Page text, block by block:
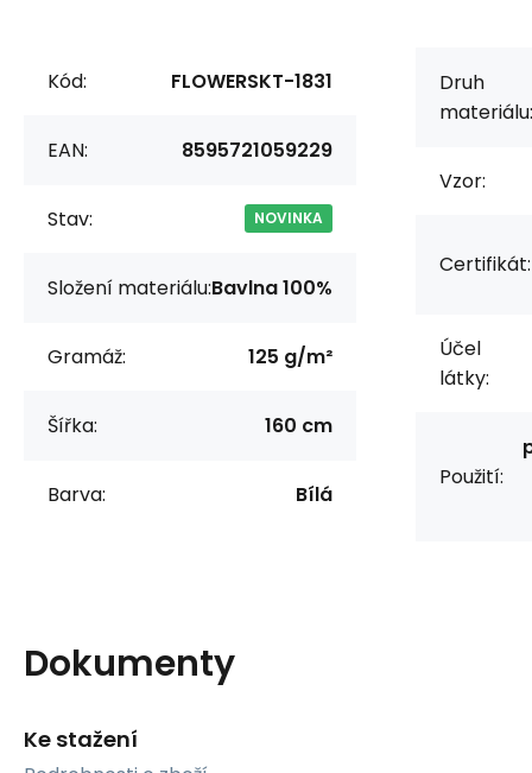
Kód: FLOWERSKT-1831
EAN: 8595721059229
Stav: NOVINKA
Složení materiálu:Bavlna 100%
Gramáž: 125 g/m²
Šířka: 160 cm
Barva: Bílá
Druh
materiálu:
Vzor:
Certifikát:
Účel
látky:
Použití:
Dokumenty
Ke stažení